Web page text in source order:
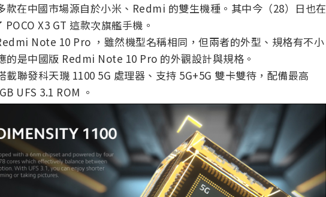
款在中國市場源自於小米、Redmi 的雙生機種。其中今（28）日也在
X3 GT 這款次旗艦手機。
Note 10 Pro ，雖然機型名稱相同，但兩者的外型、規格有不小
的是中國版 Redmi Note 10 Pro 的外觀設計與規格。
載聯發科天璣 1100 5G 處理器、支持 5G+5G 雙卡雙待，配備最高
UFS 3.1 ROM 。